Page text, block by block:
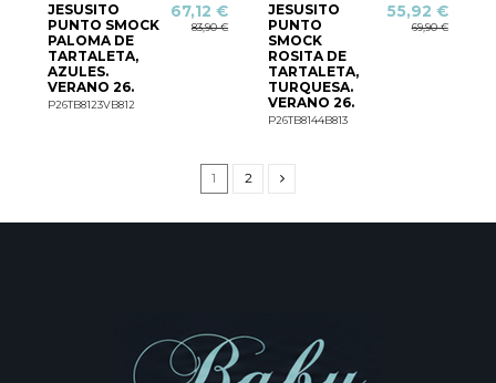
JESUSITO
PUNTO SMOCK
PALOMA DE
TARTALETA,
AZULES.
VERANO 26.
P26TB8123VB812
67,12 €
83,90 €
JESUSITO
PUNTO
SMOCK
ROSITA DE
TARTALETA,
TURQUESA.
VERANO 26.
P26TB8144B813
55,92 €
69,90 €
1 2